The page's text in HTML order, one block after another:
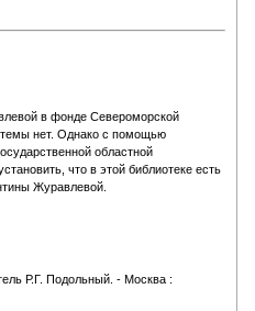
в фонде Североморской
нет. Однако с помощью
областной
что в этой библиотеке есть
Журавлевой.
Р.Г. Подольный. - Москва :